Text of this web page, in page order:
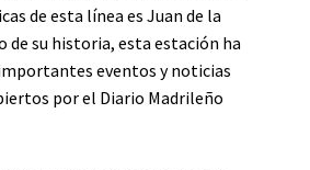
de esta línea es Juan de la
de su historia, esta estación ha
eventos y noticias
por el Diario Madrileño